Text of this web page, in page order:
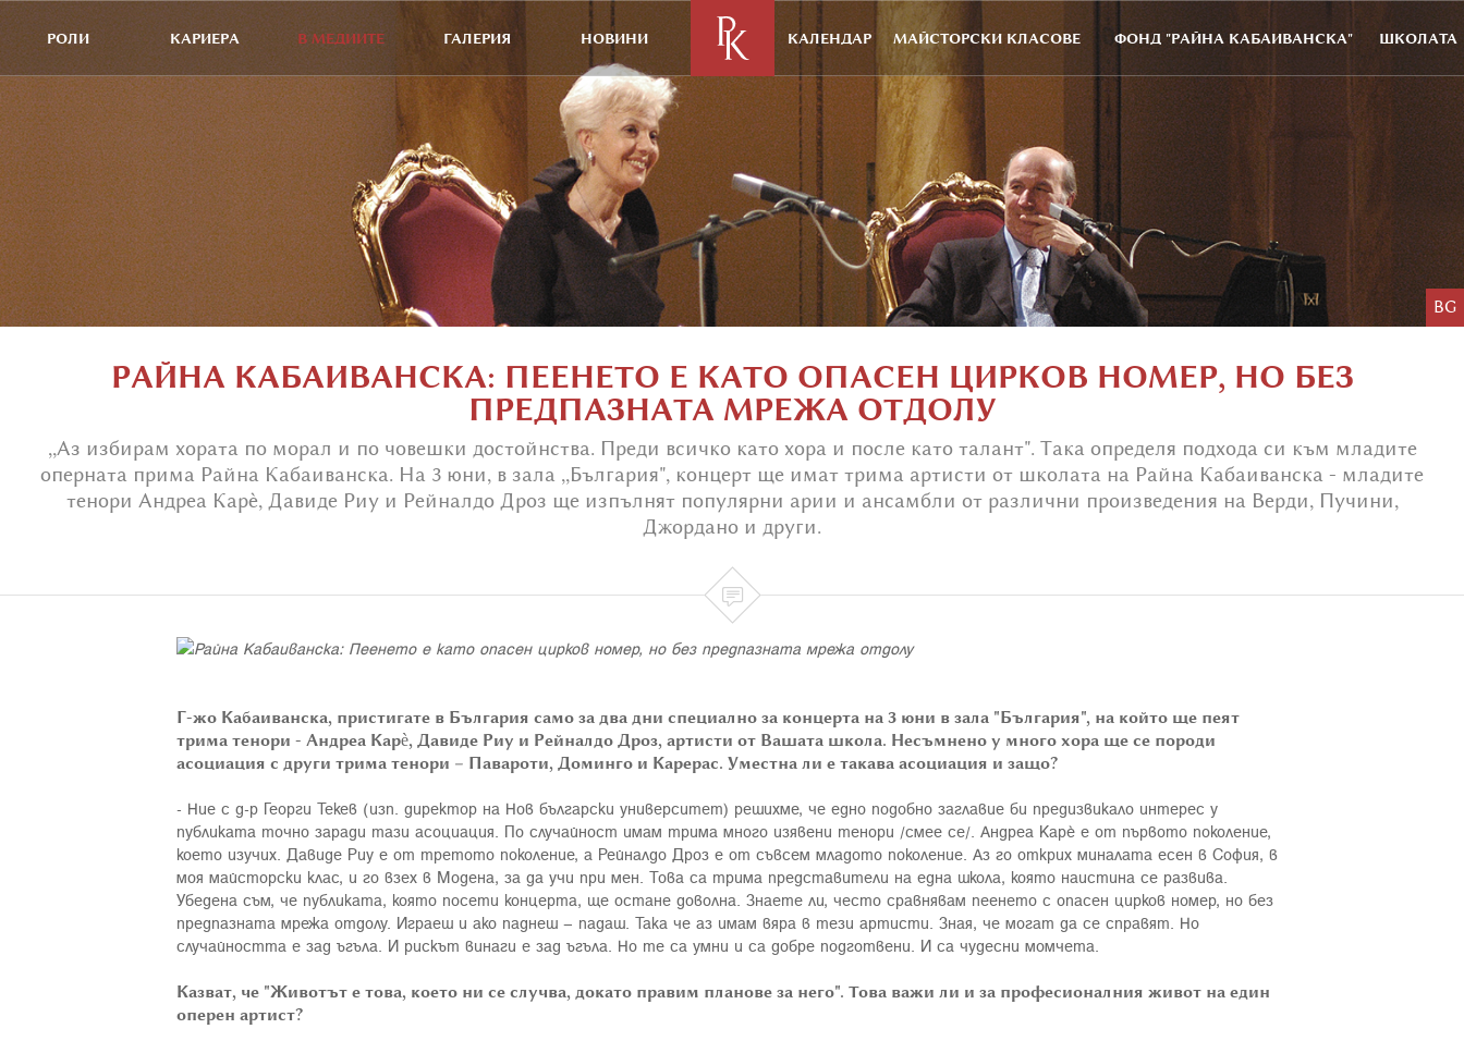
РОЛИ КАРИЕРА В МЕДИИТЕ ГАЛЕРИЯ НОВИНИ КАЛЕНДАР МАЙСТОРСКИ КЛАСОВЕ ФОНД "РАЙНА КАБАИВАНСКА" ШКОЛАТА
BG
РАЙНА КАБАИВАНСКА: ПЕЕНЕТО Е КАТО ОПАСЕН ЦИРКОВ НОМЕР, НО БЕЗ
ПРЕДПАЗНАТА МРЕЖА ОТДОЛУ
,,Аз избирам хората по морал и по човешки достойнства. Преди всичко като хора и после като талант". Така определя подхода си към младите
оперната прима Райна Кабаиванска. На 3 юни, в зала ,,България", концерт ще имат трима артисти от школата на Райна Кабаиванска - младите
тенори Андреа Карѐ, Давиде Риу и Рейналдо Дроз ще изпълнят популярни арии и ансамбли от различни произведения на Верди, Пучини,
Джордано и други.

Г-жо Кабаиванска, пристигате в България само за два дни специално за концерта на 3 юни в зала "България", на който ще пеят
трима тенори - Андреа Карè, Давиде Риу и Рейналдо Дроз, артисти от Вашата школа. Несъмнено у много хора ще се породи
асоциация с други трима тенори – Павароти, Доминго и Карерас. Уместна ли е такава асоциация и защо?
- Ние с д-р Георги Текев (изп. директор на Нов български университет) решихме, че едно подобно заглавие би предизвикало интерес у
публиката точно заради тази асоциация. По случайност имам трима много изявени тенори /смее се/. Андреа Карè е от първото поколение,
което изучих. Давиде Риу е от третото поколение, а Рейналдо Дроз е от съвсем младото поколение. Аз го открих миналата есен в София, в
моя майсторски клас, и го взех в Модена, за да учи при мен. Това са трима представители на една школа, която наистина се развива.
Убедена съм, че публиката, която посети концерта, ще остане доволна. Знаете ли, често сравнявам пеенето с опасен цирков номер, но без
предпазната мрежа отдолу. Играеш и ако паднеш – падаш. Така че аз имам вяра в тези артисти. Зная, че могат да се справят. Но
случайността е зад ъгъла. И рискът винаги е зад ъгъла. Но те са умни и са добре подготвени. И са чудесни момчета.
Казват, че "Животът е това, което ни се случва, докато правим планове за него". Това важи ли и за професионалния живот на един
оперен артист?